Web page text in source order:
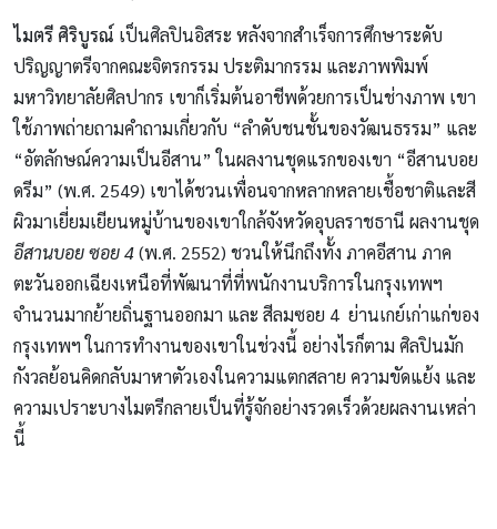
ไมตรี ศิริบูรณ์ เป็นศิลปินอิสระ หลังจากสำเร็จการศึกษาระดับ
ปริญญาตรีจากคณะจิตรกรรม ประติมากรรม และภาพพิมพ์
มหาวิทยาลัยศิลปากร เขาก็เริ่มต้นอาชีพด้วยการเป็นช่างภาพ เขา
ใช้ภาพถ่ายถามคำถามเกี่ยวกับ “ลำดับชนชั้นของวัฒนธรรม” และ
“อัตลักษณ์ความเป็นอีสาน” ในผลงานชุดแรกของเขา “อีสานบอย
ดรีม” (พ.ศ. 2549) เขาได้ชวนเพื่อนจากหลากหลายเชื้อชาติและสี
ผิวมาเยี่ยมเยียนหมู่บ้านของเขาใกล้จังหวัดอุบลราชธานี ผลงานชุด
อีสานบอย ซอย 4(พ.ศ. 2552) ชวนให้นึกถึงทั้ง ภาคอีสาน ภาค
ตะวันออกเฉียงเหนือที่พัฒนาที่ที่พนักงานบริการในกรุงเทพฯ
จำนวนมากย้ายถิ่นฐานออกมา และ สีลมซอย 4 ย่านเกย์เก่าแก่ของ
กรุงเทพฯ ในการทำงานของเขาในช่วงนี้ อย่างไรก็ตาม ศิลปินมัก
กังวลย้อนคิดกลับมาหาตัวเองในความแตกสลาย ความขัดแย้ง และ
ความเปราะบางไมตรีกลายเป็นที่รู้จักอย่างรวดเร็วด้วยผลงานเหล่า
นี้